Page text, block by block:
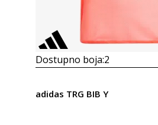
Dostupno boja:2
adidas TRG BIB Y